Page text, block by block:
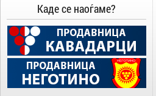
Blackview
Bosch
Broadlink
Brother
Каде се наоѓаме?